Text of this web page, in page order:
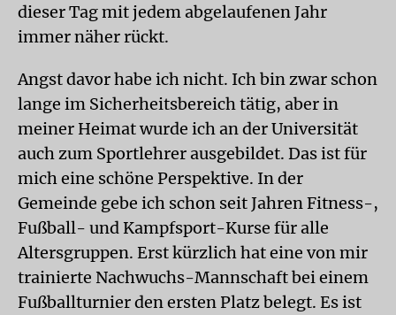
dieser Tag mit jedem abgelaufenen Jahr
immer näher rückt.
Angst davor habe ich nicht. Ich bin zwar schon
lange im Sicherheitsbereich tätig, aber in
meiner Heimat wurde ich an der Universität
auch zum Sportlehrer ausgebildet. Das ist für
mich eine schöne Perspektive. In der
Gemeinde gebe ich schon seit Jahren Fitness-,
Fußball- und Kampfsport-Kurse für alle
Altersgruppen. Erst kürzlich hat eine von mir
trainierte Nachwuchs-Mannschaft bei einem
Fußballturnier den ersten Platz belegt. Es ist